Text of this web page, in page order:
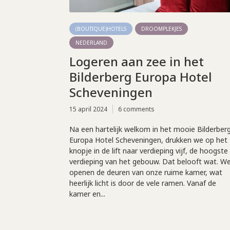
(BOUTIQUE)HOTELS
DROOMPLEKJES
NEDERLAND
Logeren aan zee in het
Bilderberg Europa Hotel
Scheveningen
15 april 2024 6 comments
Na een hartelijk welkom in het mooie
Europa Hotel Scheveningen, drukken we op het
knopje in de lift naar verdieping vijf, de hoogste
verdieping van het gebouw. Dat belooft wat.
openen de deuren van onze ruime kamer, wat
heerlijk licht is door de vele ramen. Vanaf de
kamer en...